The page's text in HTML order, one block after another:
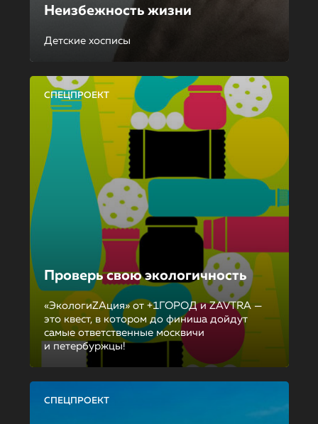
Неизбежность жизни
Детские хосписы
СПЕЦПРОЕКТ
Проверь свою экологичность
«ЭкологиZAция» от +1ГОРОД и ZAVTRA —
это квест, в котором до финиша дойдут
самые ответственные москвичи
и петербуржцы!
СПЕЦПРОЕКТ